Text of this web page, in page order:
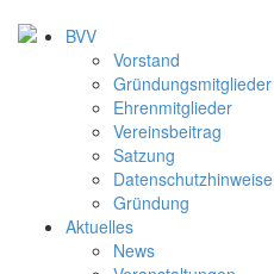
BVV
Vorstand
Gründungsmitglieder
Ehrenmitglieder
Vereinsbeitrag
Satzung
Datenschutzhinweise
Gründung
Aktuelles
News